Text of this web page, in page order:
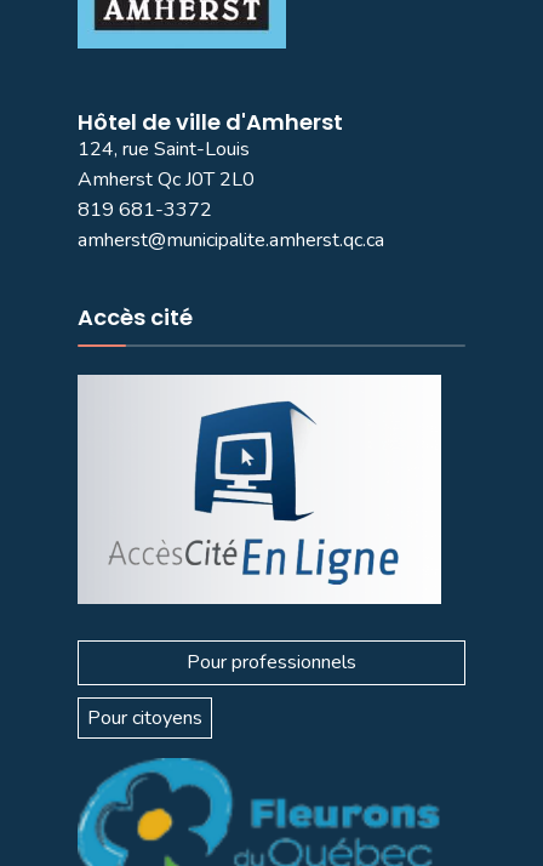
Hôtel de ville d'Amherst
124, rue Saint-Louis
Amherst Qc J0T 2L0
819 681-3372
amherst@municipalite.amherst.qc.ca
Accès cité
Pour professionnels
Pour citoyens